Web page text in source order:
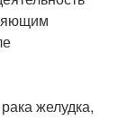
желудка,